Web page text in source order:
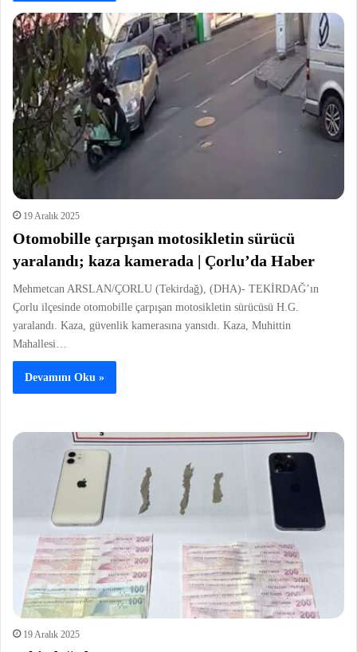
19 Aralık 2025
Otomobille çarpışan motosikletin sürücü
yaralandı; kaza kamerada | Çorlu’da Haber
Mehmetcan ARSLAN/ÇORLU (Tekirdağ), (DHA)- TEKİRDAĞ’ın
Çorlu ilçesinde otomobille çarpışan motosikletin sürücüsü H.G.
yaralandı. Kaza, güvenlik kamerasına yansıdı. Kaza, Muhittin
Mahallesi…
Devamını Oku »
19 Aralık 2025